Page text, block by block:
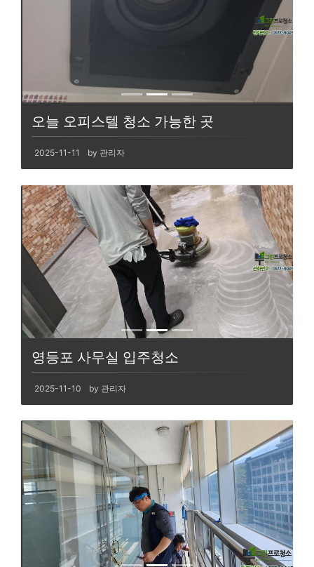
오늘 오피스텔 청소 가능한 곳
2025-11-11 by 관리자
영등포 사무실 입주청소
2025-11-10 by 관리자